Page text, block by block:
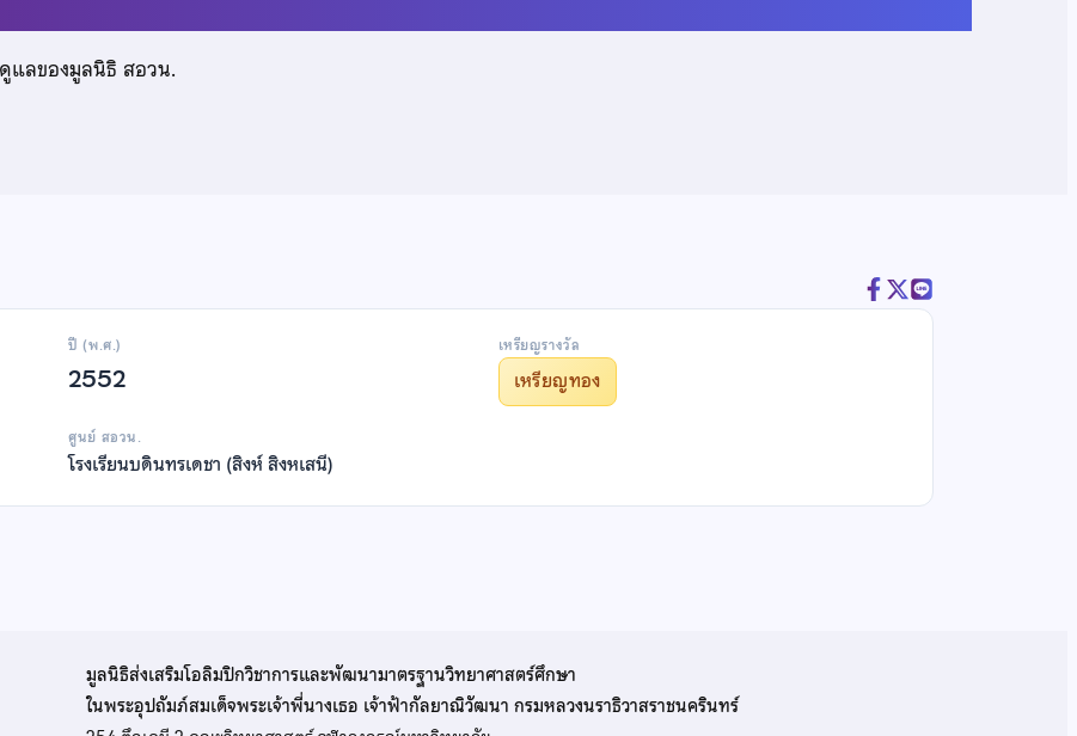
แลของมูลนิธิ สอวน.
ปี (พ.ศ.)
2552
เหรียญรางวัล
เหรียญทอง
ศูนย์ สอวน.
โรงเรียนบดินทรเดชา (สิงห์ สิงหเสนี)
มูลนิธิส่งเสริมโอลิมปิกวิชาการและพัฒนามาตรฐานวิทยาศาสตร์ศึกษา
ในพระอุปถัมภ์สมเด็จพระเจ้าพี่นางเธอ เจ้าฟ้ากัลยาณิวัฒนา กรมหลวงนราธิวาสราชนครินทร์